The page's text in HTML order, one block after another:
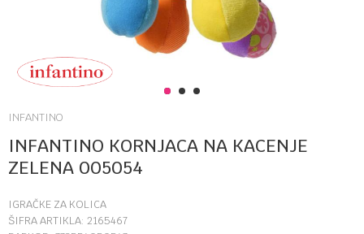
1 2 3
INFANTINO
INFANTINO KORNJACA NA KACENJE
ZELENA 005054
IGRAČKE ZA KOLICA
ŠIFRA ARTIKLA: 2165467